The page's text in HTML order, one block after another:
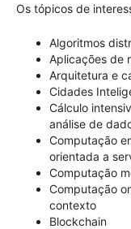
Os tópicos de
Algoritmos
Aplicações de
Arquitetura e
Cidades
Cálculo
análise de
Computação
orientada a
Computação
Computação
contexto
Blockchain